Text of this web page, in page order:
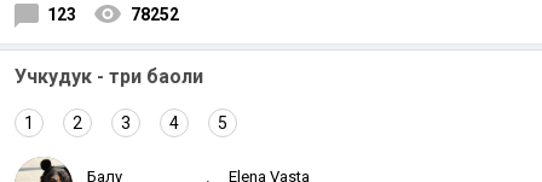
123 78252
Учкудук - три баоли
1 2 3 4 5
Балу Elena Vasta